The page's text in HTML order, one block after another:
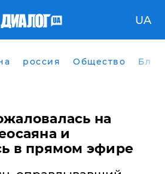
UA
россия Общество
на
и
в прямом эфире